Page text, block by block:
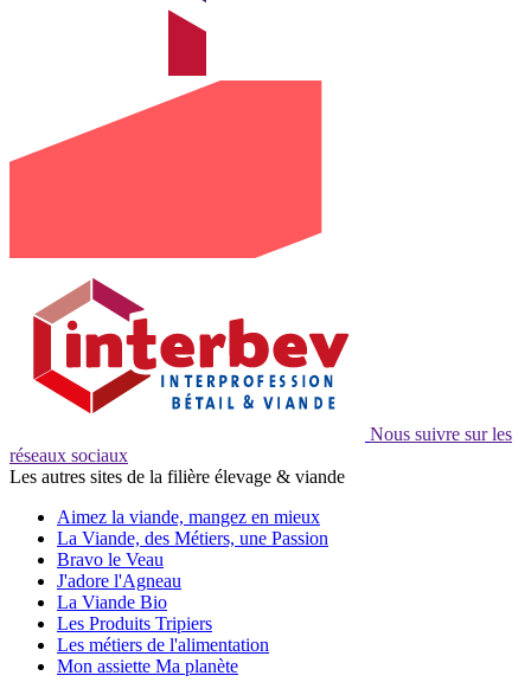
Nous suivre sur les
réseaux sociaux
Les autres sites de la filière élevage & viande
Aimez la viande, mangez en mieux
La Viande, des Métiers, une Passion
Bravo le Veau
J'adore l'Agneau
La Viande Bio
Les Produits Tripiers
Les métiers de l'alimentation
Mon assiette Ma planète